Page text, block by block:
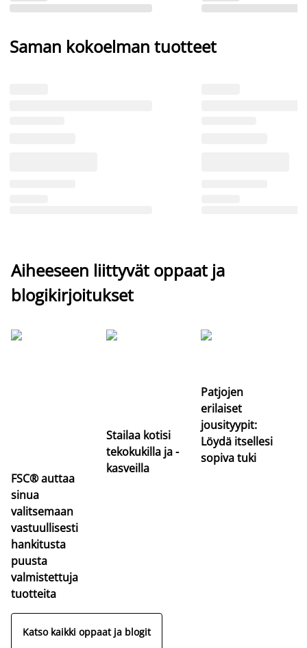
Saman kokoelman tuotteet
Aiheeseen liittyvät oppaat ja
blogikirjoitukset
FSC® auttaa
sinua
valitsemaan
vastuullisesti
hankitusta
puusta
valmistettuja
tuotteita
Stailaa kotisi
tekokukilla ja -
kasveilla
Patjojen
erilaiset
jousityypit:
Löydä itsellesi
sopiva tuki
Katso kaikki oppaat ja blogit